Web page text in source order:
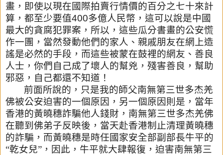
畫，即使以現在國際拍賣行情價的百分之七十來計
算，都至少要值400多億人民幣，這可以說是中國
最大的貪腐犯罪案，所以，這些瓜分書畫的公安慌
作一團 ，當然發動他們的家人、親戚朋友在網上造
謠是必然的手段，而這些被蒙在鼓裡的網友、善良
人士，你們自己成了壞人的幫兇，殘害善良 ，幫助
邪惡，自己都還不知道！
前面所說的，只是我的師父南無第三世多杰羌
佛被公安迫害的一個原因，另一個原因則是，當年
香港的黃曉穗詐騙他人錢財，南無第三世多杰羌佛
在聽到佛弟子反映後，當天赴香港制止清理黃曉穗
的詐騙， 而黃曉穗是時任國家安全部副部長牛平的
“乾女兒”，因此，牛平就大肆報復，迫害南無第三